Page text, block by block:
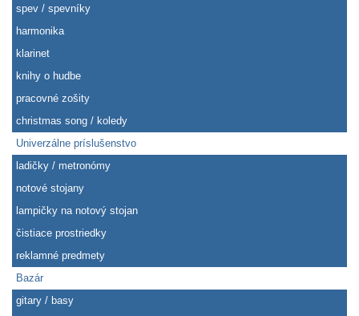
spev / spevníky
harmonika
klarinet
knihy o hudbe
pracovné zošity
christmas song / koledy
Univerzálne príslušenstvo
ladičky / metronómy
notové stojany
lampičky na notový stojan
čistiace prostriedky
reklamné predmety
Bazár
gitary / basy